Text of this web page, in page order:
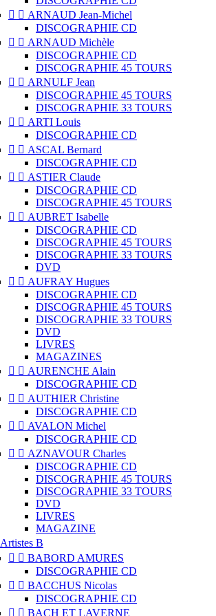
  ARNAUD Jean-Michel
DISCOGRAPHIE CD
  ARNAUD Michèle
DISCOGRAPHIE CD
DISCOGRAPHIE 45 TOURS
  ARNULF Jean
DISCOGRAPHIE 45 TOURS
DISCOGRAPHIE 33 TOURS
  ARTI Louis
DISCOGRAPHIE CD
  ASCAL Bernard
DISCOGRAPHIE CD
  ASTIER Claude
DISCOGRAPHIE CD
DISCOGRAPHIE 45 TOURS
  AUBRET Isabelle
DISCOGRAPHIE CD
DISCOGRAPHIE 45 TOURS
DISCOGRAPHIE 33 TOURS
DVD
  AUFRAY Hugues
DISCOGRAPHIE CD
DISCOGRAPHIE 45 TOURS
DISCOGRAPHIE 33 TOURS
DVD
LIVRES
MAGAZINES
  AURENCHE Alain
DISCOGRAPHIE CD
  AUTHIER Christine
DISCOGRAPHIE CD
  AVALON Michel
DISCOGRAPHIE CD
  AZNAVOUR Charles
DISCOGRAPHIE CD
DISCOGRAPHIE 45 TOURS
DISCOGRAPHIE 33 TOURS
DVD
LIVRES
MAGAZINE
Artistes B
  BABORD AMURES
DISCOGRAPHIE CD
  BACCHUS Nicolas
DISCOGRAPHIE CD
  BACH ET LAVERNE